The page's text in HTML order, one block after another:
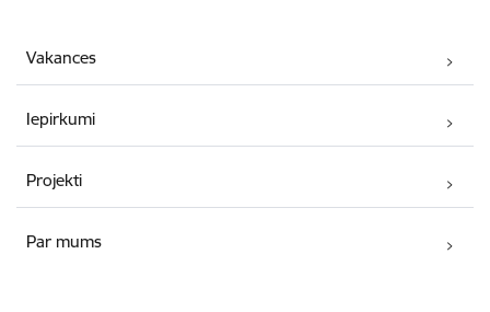
Vakances
Iepirkumi
Projekti
Par mums